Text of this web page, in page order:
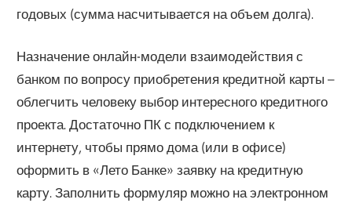
годовых (сумма насчитывается на объем долга).
Назначение онлайн-модели взаимодействия с
банком по вопросу приобретения кредитной карты –
облегчить человеку выбор интересного кредитного
проекта. Достаточно ПК с подключением к
интернету, чтобы прямо дома (или в офисе)
оформить в «Лето Банке» заявку на кредитную
карту. Заполнить формуляр можно на электронном